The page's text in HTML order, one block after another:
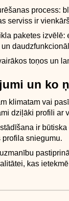
process:
serviss ir
paketes izvēlē:
toņos un
un ko
klimatam vai
dziļāki profili ar
ir
profila sniegumu.
kas